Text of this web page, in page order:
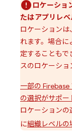
ロケーショ
たはアプリレベ
ロケーション
れます。場合に
定することもで
スのロケーショ
一部の
の選択がサポ
ロケーション
に組織レベルの